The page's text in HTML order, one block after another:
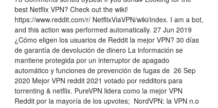
best Netflix VPN? Check out the wiki!
https://www.reddit.com/r/ NetflixViaVPN/wiki/index. I am a bot,
and this action was performed automatically. 27 Jun 2019
¿Cómo eligen los usuarios de Reddit la mejor VPN? 30 días
de garantía de devolución de dinero La información se
mantiene protegida por un interruptor de apagado
automático y funciones de prevención de fugas de 26 Sep
2020 Mejor VPN reddit 2021 votado por redditors para
torrenting & netflix. PureVPN lidera como la mejor VPN
Reddit por la mayoría de los upvotes; NordVPN: la VPN n.o